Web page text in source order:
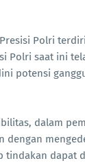
Polri
Polri saat ini
potensi
dalam
dengan
tindakan dapat